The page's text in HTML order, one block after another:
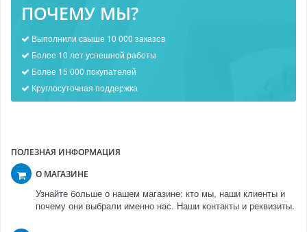
ПОЧЕМУ МЫ?
Выполнили свыше 10 000 заказов
Более 10 лет успешной работы
Более 15 000 покупателей
Круглосуточная поддержка
ПОЛЕЗНАЯ ИНФОРМАЦИЯ
О МАГАЗИНЕ
Узнайте больше о нашем магазине: кто мы, наши клиенты и
почему они выбрали именно нас. Наши контакты и реквизиты.